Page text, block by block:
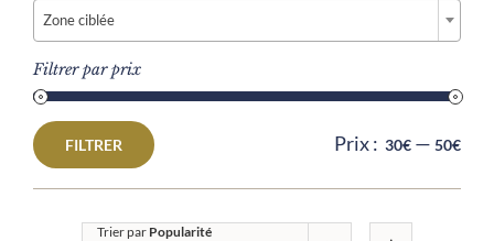
Trier par Popularité
Zone ciblée
Filtrer par prix
Prix
min
Prix
max
FILTRER Prix : 30€ — 50€